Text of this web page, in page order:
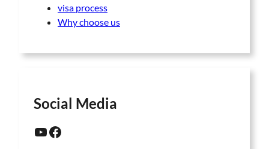
visa process
Why choose us
Social Media
YouTube Facebook